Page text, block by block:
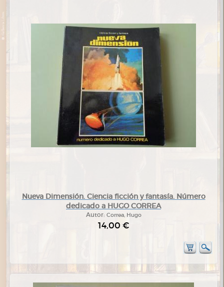
Nueva Dimensión. Ciencia ficción y fantasía. Número
dedicado a HUGO CORREA
Autor: Correa, Hugo
14,00 €